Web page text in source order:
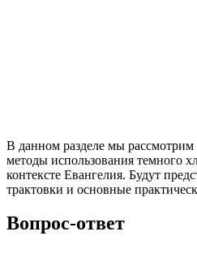
В данном разделе мы
методы использования темного
контексте Евангелия. Будут
трактовки и основные
Вопрос-ответ